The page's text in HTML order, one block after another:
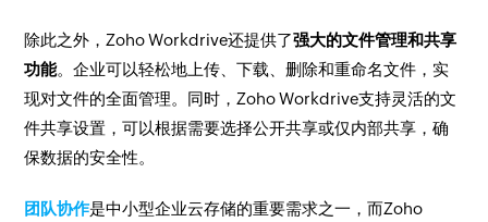
除此之外，Zoho Workdrive还提供了强大的文件管理和共享
功能。企业可以轻松地上传、下载、删除和重命名文件，实
现对文件的全面管理。同时，Zoho Workdrive支持灵活的文
件共享设置，可以根据需要选择公开共享或仅内部共享，确
保数据的安全性。
团队协作是中小型企业云存储的重要需求之一，而Zoho